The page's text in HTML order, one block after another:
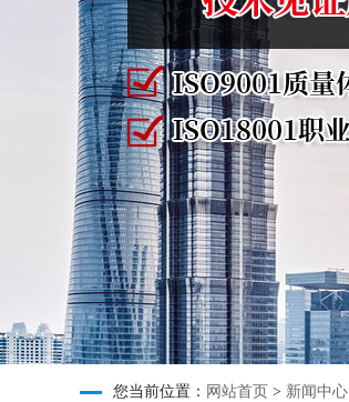
您当前位置： 网站首页 > 新闻中心